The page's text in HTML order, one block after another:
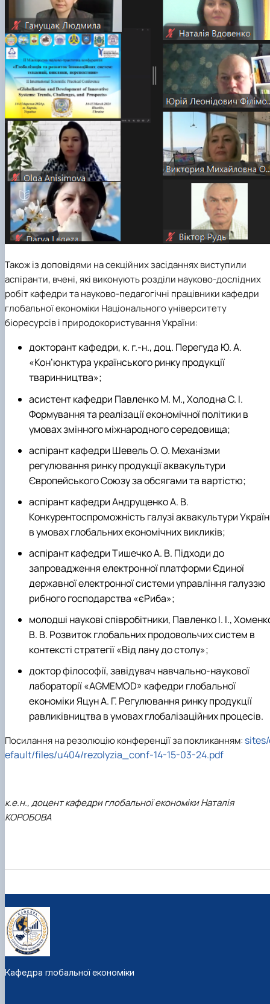
Також із доповідями на секційних засіданнях виступили
аспіранти, вчені, які виконують розділи науково-дослідних
робіт кафедри та науково-педагогічні працівники кафедри
глобальної економіки Національного університету
біоресурсів і природокористування України:
докторант кафедри, к. г.-н., доц. Перегуда Ю. А.
«Кон’юнктура українського ринку продукції
тваринництва»;
асистент кафедри Павленко М. М., Холодна С. І.
Формування та реалізації економічної політики в
умовах змінного міжнародного середовища;
аспірант кафедри Шевель О. О. Механізми
регулювання ринку продукції аквакультури
Європейського Союзу за обсягами та вартістю;
аспірант кафедри Андрущенко А. В.
Конкурентоспроможність галузі аквакультури
в умовах глобальних економічних викликів;
аспірант кафедри Тишечко А. В. Підходи до
запровадження електронної платформи Єдиної
державної електронної системи управління галуззю
рибного господарства «єРиба»;
молодші наукові співробітники, Павленко І. І.,
В. В. Розвиток глобальних продовольчих систем в
контексті стратегії «Від лану до столу»;
доктор філософії, завідувач навчально-наукової
лабораторії «AGMEMOD» кафедри глобальної
економіки Яцун А. Г. Регулювання ринку продукції
равликівництва в умовах глобалізаційних процесів.
Посилання на резолюцію конференції за покликанням:
efault/files/u404/rezolyzia_conf-14-15-03-24.pdf
к.е.н., доцент кафедри глобальної економіки Наталія
КОРОБОВА
Кафедра глобальної економіки